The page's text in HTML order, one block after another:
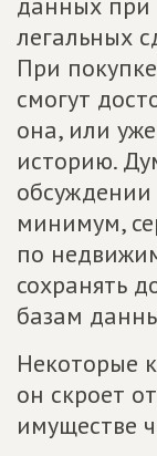
легальных
При
смогут
она, или
историю.
обсуждении
минимум,
по
сохранять
базам
Некоторые
он скроет
имуществе